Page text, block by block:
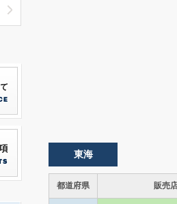
東海
都道府県 販売